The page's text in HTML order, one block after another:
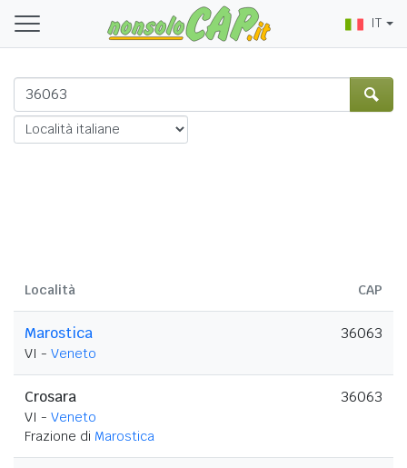
IT
Località CAP
Marostica
VI - Veneto
36063
Crosara
VI - Veneto
Frazione di Marostica
36063